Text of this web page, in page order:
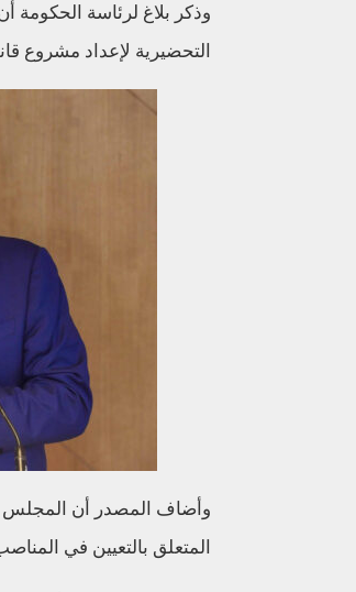
وذكر بلاغ لرئاسة الحكومة
التحضيرية لإعداد مشروع قانون
وأضاف المصدر أن المجلس
المتعلق بالتعيين في المناصب